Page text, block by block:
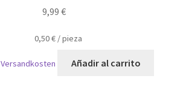
9,99 €
0,50€/pieza
Versandkosten Añadir al carrito